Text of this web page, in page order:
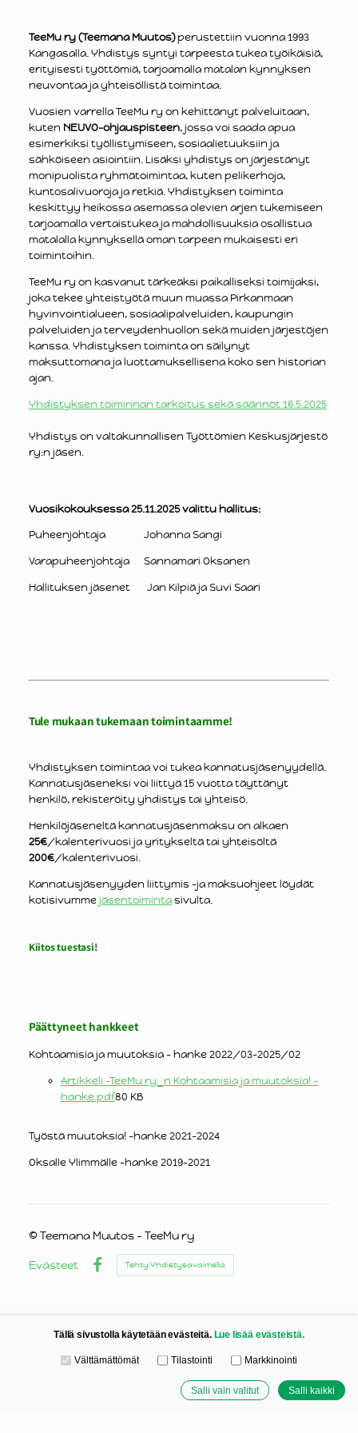
TeeMu ry (Teemana Muutos)perustettiin vuonna 1993
Kangasalla. Yhdistys syntyi tarpeesta tukea työikäisiä,
erityisesti työttömiä, tarjoamalla matalan kynnyksen
neuvontaa ja yhteisöllistä toimintaa.
Vuosien varrella TeeMu ry on kehittänyt palveluitaan,
kuten NEUVO-ohjauspisteen, jossa voi saada apua
esimerkiksi työllistymiseen, sosiaalietuuksiin ja
sähköiseen asiointiin. Lisäksi yhdistys on järjestänyt
monipuolista ryhmätoimintaa, kuten pelikerhoja,
kuntosalivuoroja ja retkiä. Yhdistyksen toiminta
keskittyy heikossa asemassa olevien arjen tukemiseen
tarjoamalla vertaistukea ja mahdollisuuksia osallistua
matalalla kynnyksellä oman tarpeen mukaisesti eri
toimintoihin.
TeeMu ry on kasvanut tärkeäksi paikalliseksi toimijaksi,
joka tekee yhteistyötä muun muassa Pirkanmaan
hyvinvointialueen, sosiaalipalveluiden, kaupungin
palveluiden ja terveydenhuollon sekä muiden järjestöjen
kanssa. Yhdistyksen toiminta on säilynyt
maksuttomana ja luottamuksellisena koko sen historian
ajan.
Yhdistyksen toiminnan tarkoitus sekä säännöt 16.5.2025
Yhdistys on valtakunnallisen Työttömien Keskusjärjestö
ry:n jäsen.
Vuosikokouksessa 25.11.2025 valittu hallitus:
Puheenjohtaja Johanna Sangi
Varapuheenjohtaja Sannamari Oksanen
Hallituksen jäsenet Jan Kilpiä ja Suvi Saari
Tule mukaan tukemaan toimintaamme!
Yhdistyksen toimintaa voi tukea kannatusjäsenyydellä.
Kannatusjäseneksi voi liittyä 15 vuotta täyttänyt
henkilö, rekisteröity yhdistys tai yhteisö.
Henkilöjäseneltä kannatusjäsenmaksu on alkaen
25€/kalenterivuosi ja yritykseltä tai yhteisöltä
200€/kalenterivuosi.
Kannatusjäsenyyden liittymis -ja maksuohjeet löydät
kotisivummejäsentoimintasivulta.
Kiitos tuestasi!
Päättyneet hankkeet
Kohtaamisia ja muutoksia - hanke 2022/03-2025/02
Artikkeli -TeeMu ry_n Kohtaamisia ja muutoksia! -
hanke.pdf80 KB
Työstä muutoksia! -hanke 2021-2024
Oksalle Ylimmälle -hanke 2019-2021
©Teemana Muutos - TeeMu ry
Evästeet
Facebook
Tehty Yhdistysavaimella
Tällä sivustolla käytetään evästeitä. Lue lisää evästeistä.
Valitse käytettävät evästeet
Välttämättömät Tilastointi Markkinointi
Salli vain valitut Salli kaikki